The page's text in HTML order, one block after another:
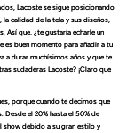
Lacoste se sigue posicionando
calidad de la tela y sus diseños,
Así que, ¿te gustaría echarle un
es buen momento para añadir a tu
a durar muchísimos años y que te
sudaderas Lacoste? ¡Claro que
porque cuando te decimos que
Desde el 20% hasta el 50% de
show debido a su gran estilo y